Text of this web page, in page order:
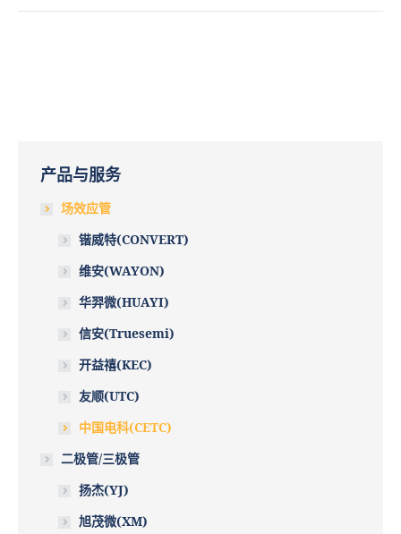
产品与服务
场效应管
锴威特(CONVERT)
维安(WAYON)
华羿微(HUAYI)
信安(Truesemi)
开益禧(KEC)
友顺(UTC)
中国电科(CETC)
二极管/三极管
扬杰(YJ)
旭茂微(XM)